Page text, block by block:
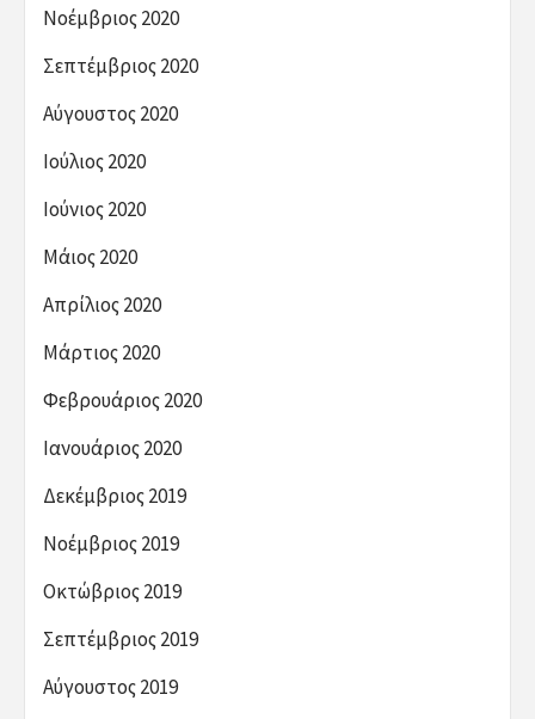
Νοέμβριος 2020
Σεπτέμβριος 2020
Αύγουστος 2020
Ιούλιος 2020
Ιούνιος 2020
Μάιος 2020
Απρίλιος 2020
Μάρτιος 2020
Φεβρουάριος 2020
Ιανουάριος 2020
Δεκέμβριος 2019
Νοέμβριος 2019
Οκτώβριος 2019
Σεπτέμβριος 2019
Αύγουστος 2019